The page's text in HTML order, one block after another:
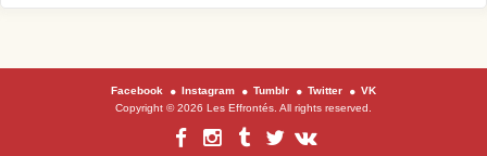
Facebook Instagram Tumblr Twitter
VK
Copyright © 2026 Les Effrontés. All rights reserved.
Facebook
Instagram
Tumblr
Twitter
VK